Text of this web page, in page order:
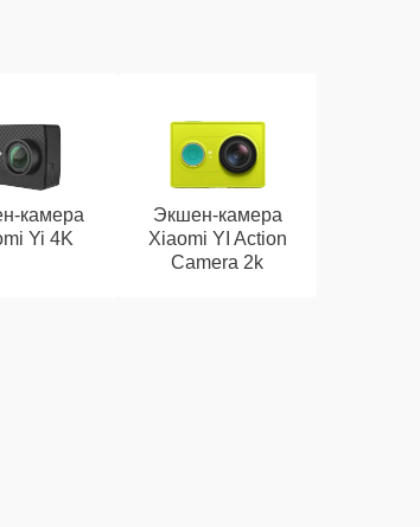
камера
Yi 4K
Экшен-камера
Xiaomi YI Action
Camera 2k